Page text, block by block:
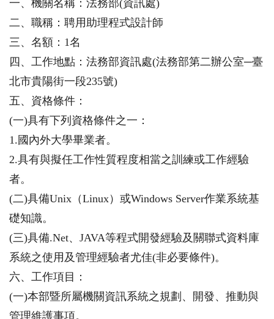
一、機關名稱：法務部(資訊處)
二、職稱：聘用助理程式設計師
三、名額：1名
四、工作地點：法務部資訊處(法務部第二辦公室─臺
北市貴陽街一段235號)
五、資格條件：
(一)具有下列資格條件之一：
1.國內外大學畢業者。
2.具有與擬任工作性質程度相當之訓練或工作經驗
者。
(二)具備Unix（Linux）或Windows Server作業系統基
礎知識。
(三)具備.Net、JAVA等程式開發經驗及關聯式資料庫
系統之使用及管理經驗者尤佳(非必要條件)。
六、工作項目：
(一)本部暨所屬機關資訊系統之規劃、開發、推動與
管理維護事項。